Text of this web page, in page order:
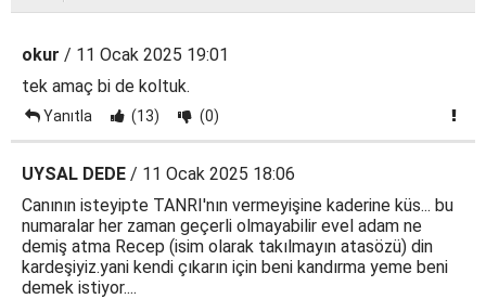
okur / 11 Ocak 2025 19:01
tek amaç bi de koltuk.
Yanıtla (13) (0)
UYSAL DEDE / 11 Ocak 2025 18:06
Canının isteyipte TANRI'nın vermeyişine kaderine küs... bu
numaralar her zaman geçerli olmayabilir evel adam ne
demiş atma Recep (isim olarak takılmayın atasözü) din
kardeşiyiz.yani kendi çıkarın için beni kandırma yeme beni
demek istiyor....